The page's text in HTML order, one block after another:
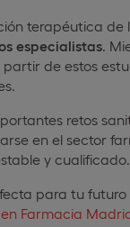
terapéutica de
especialistas .
de estos
retos
en el sector
y cualificado.
para tu futuro
Farmacia